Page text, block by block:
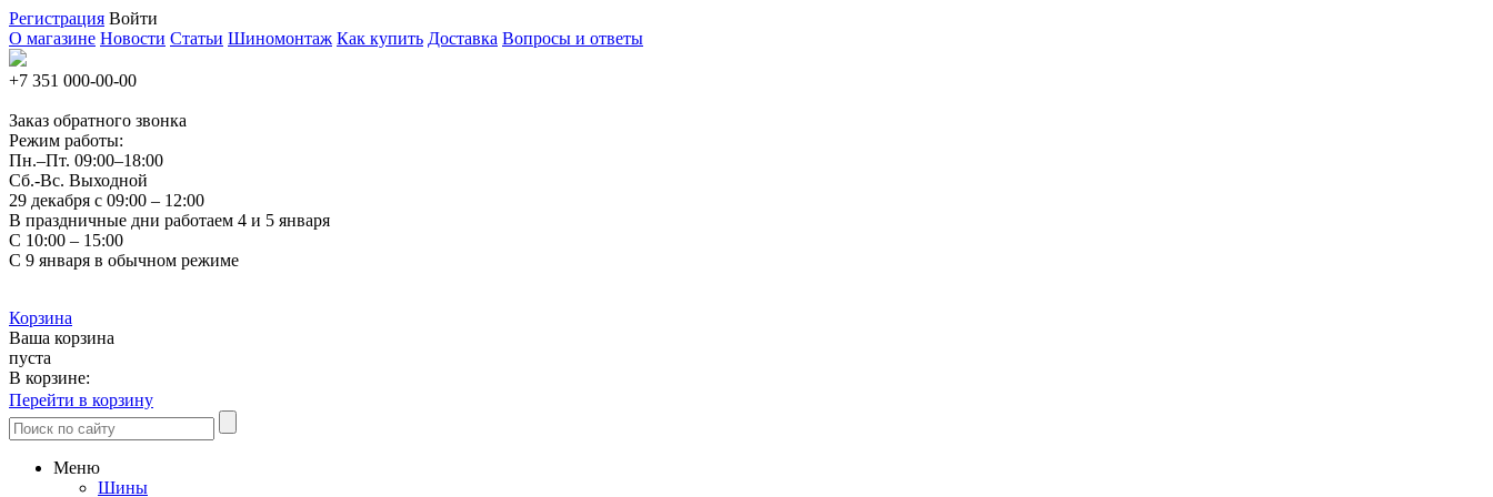
Регистрация Войти
О магазине Новости Статьи Шиномонтаж Как купить Доставка Вопросы и ответы
+7 351 000-00-00
Заказ обратного звонка
Режим работы:
Пн.–Пт. 09:00–18:00
Сб.-Вс. Выходной
29 декабря с 09:00 – 12:00
В праздничные дни работаем 4 и 5 января
С 10:00 – 15:00
С 9 января в обычном режиме
Корзина
Ваша корзина
пуста
В корзине:
Перейти в корзину
Меню
Шины